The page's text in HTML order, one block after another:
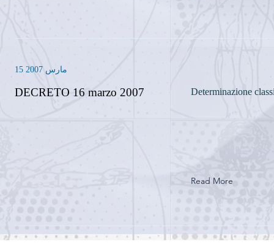
15 مارس 2007
DECRETO 16 marzo 2007 Determinazione
Read More